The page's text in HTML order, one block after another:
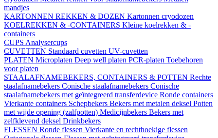
mandjes
KARTONNEN REKKEN & DOZEN Kartonnen cryodozen
KOELREKKEN & -CONTAINERS Kleine koelrekken & -
containers
CUPS Analysercups
CUVETTEN Standaard cuvetten UV-cuvetten
PLATEN Microplaten Deep well platen PCR-platen Toebehoren
voor platen
STAALAFNAMEBEKERS, CONTAINERS & POTTEN Rechte
staalafnamebekers Conische staalafnamebekers Conische
staalafnamebekers met geïntegreerd transferdevice Ronde containers
Vierkante containers Schepbekers Bekers met metalen deksel Potten
met wijde opening (zalfpotten) Medicijnbekers Bekers met
zelfklevend deksel Drinkbekers
FLESSEN Ronde flessen Vierkante en rechthoekige flessen